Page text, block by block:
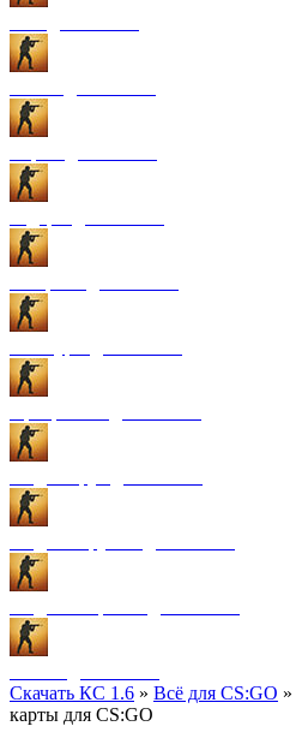
Скачать КС 1.6 » Всё для CS:GO »
карты для CS:GO